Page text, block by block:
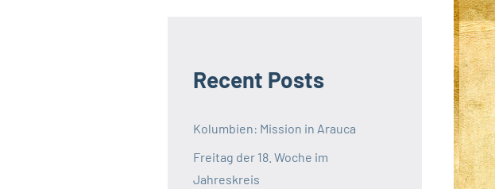
Recent Posts
Kolumbien: Mission in Arauca
Freitag der 18. Woche im
Jahreskreis